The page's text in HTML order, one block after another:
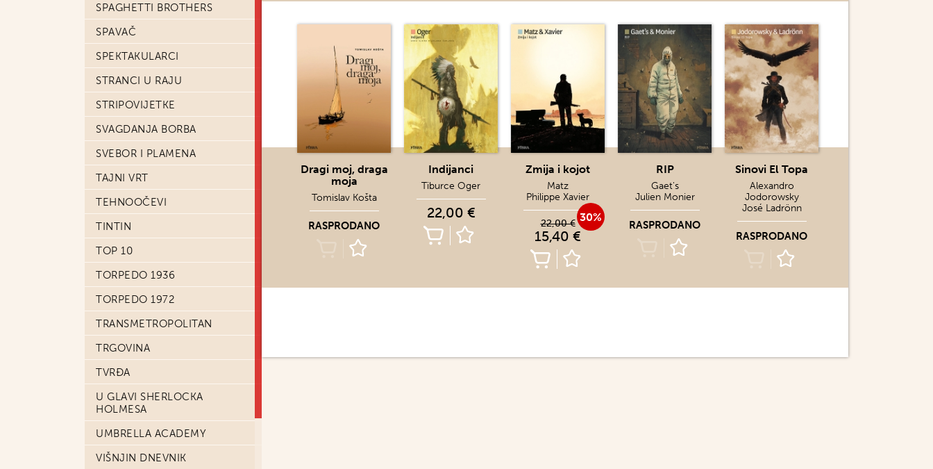
SPAGHETTI BROTHERS
SPAVAČ
SPEKTAKULARCI
STRANCI U RAJU
STRIPOVIJETKE
SVAGDANJA BORBA
SVEBOR I PLAMENA
TAJNI VRT
TEHNOOČEVI
TINTIN
TOP 10
TORPEDO 1936
TORPEDO 1972
TRANSMETROPOLITAN
TRGOVINA
TVRĐA
U GLAVI SHERLOCKA
HOLMESA
UMBRELLA ACADEMY
VIŠNJIN DNEVNIK
Dragi moj, draga
moja
Tomislav Košta
RASPRODANO
Indijanci
Tiburce Oger
22,00 €
Zmija i kojot
Matz
Philippe Xavier
30%
22,00 €
15,40 €
RIP
Gaet's
Julien Monier
RASPRODANO
Sinovi El Topa
Alexandro
Jodorowsky
José Ladrönn
RASPRODANO